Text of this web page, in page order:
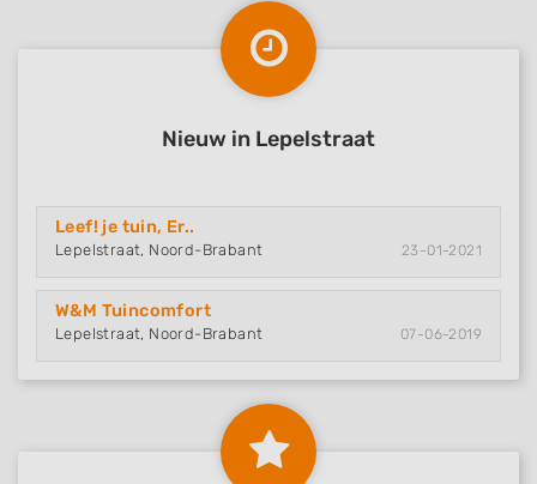
Nieuw in Lepelstraat
Leef! je tuin, Er..
Lepelstraat, Noord-Brabant 23-01-2021
W&M Tuincomfort
Lepelstraat, Noord-Brabant 07-06-2019